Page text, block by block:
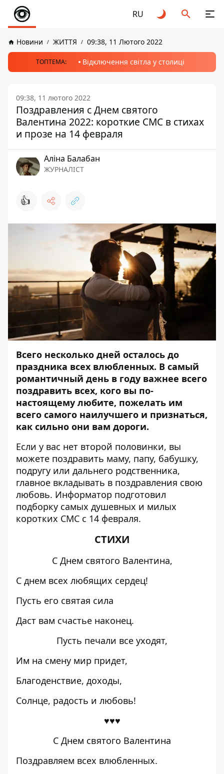
RU
Новини ЖИТТЯ 09:38, 11 Лютого 2022
ТОПТЕМА: Відключення світла у столиці
09:38, 11 лютого 2022
Поздравления с Днем святого
Валентина 2022: короткие СМС в стихах
и прозе на 14 февраля
Аліна Балабан
ЖУРНАЛІСТ
👍
Всего несколько дней осталось до
праздника всех влюбленных. В самый
романтичный день в году важнее всего
поздравить всех, кого вы по-
настоящему любите, пожелать им
всего самого наилучшего и признаться,
как сильно они вам дороги.
Если у вас нет второй половинки, вы
можете поздравить маму, папу, бабушку,
подругу или дальнего родственника,
главное вкладывать в поздравления свою
любовь. Информатор подготовил
подборку самых душевных и милых
коротких СМС с 14 февраля.
СТИХИ
С Днем святого Валентина,
С днем всех любящих сердец!
Пусть его святая сила
Даст вам счастье наконец.
Пусть печали все уходят,
Им на смену мир придет,
Благоденствие, доходы,
Солнце, радость и любовь!
♥♥♥
С Днем святого Валентина
Поздравляем всех влюбленных.